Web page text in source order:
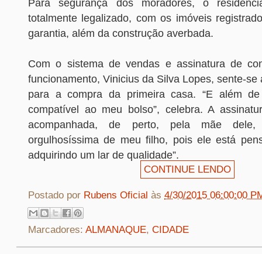
Para segurança dos moradores, o
totalmente legalizado, com os imóveis
garantia, além da construção averbada.
Com o sistema de vendas e assinatura de
funcionamento, Vinicius da Silva Lopes, sente-se
para a compra da primeira casa. “E além
compatível ao meu bolso”, celebra. A
acompanhada, de perto, pela mãe dele,
orgulhosíssima de meu filho, pois ele está
adquirindo um lar de qualidade”.
CONTINUE LENDO
Postado por Rubens Oficial às 4/30/2015 06:00:00
Marcadores: ALMANAQUE, CIDADE